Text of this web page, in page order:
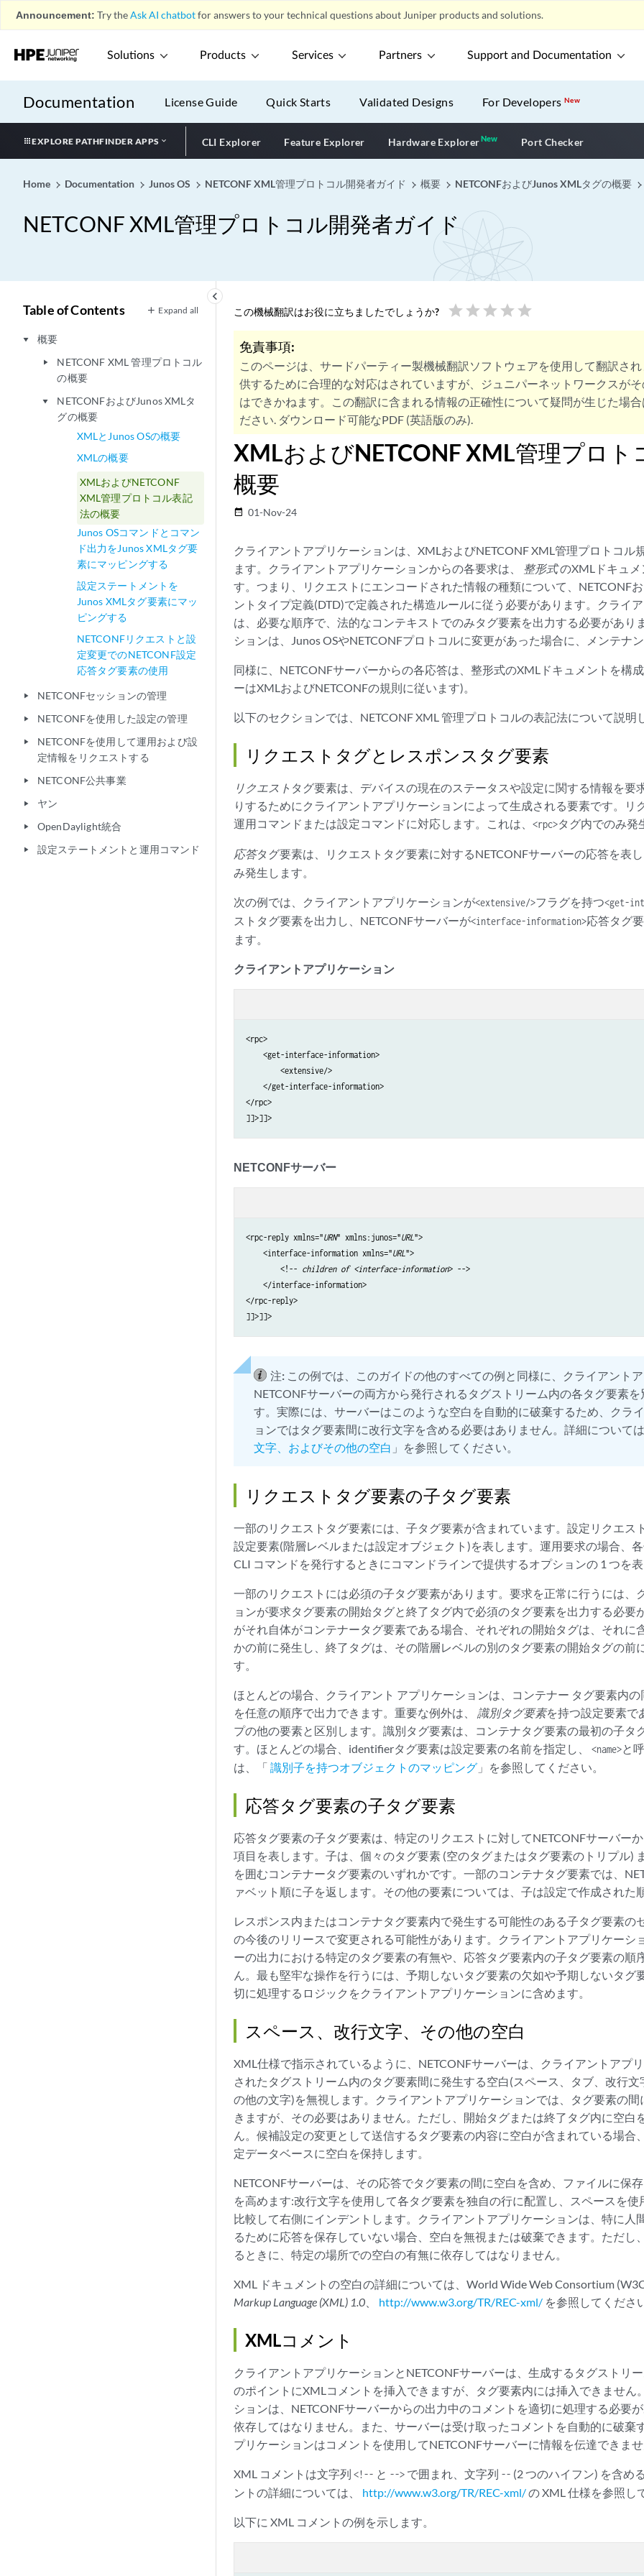
Announcement: Try theAsk AI chatbotfor answers to your technical questions about Juniper products and solutions.
Solutions Products Services Partners Support and Documentation
Documentation License Guide Quick Starts Validated Designs For DevelopersNew
EXPLORE PATHFINDER APPS CLI Explorer Feature Explorer Hardware ExplorerNewNew application
Port Checker
Home Documentation Junos OS NETCONF XML管理プロトコル開発者ガイド 概要 NETCONFおよびJunos XMLタグの概要
NETCONF XML管理プロトコル開発者ガイド
keyboard_arrow_left
Table of Contents Expand all
play_arrow 概要
play_arrow
NETCONF XML 管理プロトコル
の概要
play_arrow
NETCONFおよびJunos XMLタ
グの概要
XMLとJunos OSの概要
XMLの概要
XMLおよびNETCONF
XML管理プロトコル表記
法の概要
Junos OSコマンドとコマン
ド出力をJunos XMLタグ要
素にマッピングする
設定ステートメントを
Junos XMLタグ要素にマッ
ピングする
NETCONFリクエストと設
定変更でのNETCONF設定
応答タグ要素の使用
play_arrow NETCONFセッションの管理
play_arrow NETCONFを使用した設定の管理
play_arrow
NETCONFを使用して運用および設
定情報をリクエストする
play_arrow NETCONF公共事業
play_arrow ヤン
play_arrow OpenDaylight統合
play_arrow 設定ステートメントと運用コマンド
この機械翻訳はお役に立ちましたでしょうか? star star star star star
免責事項:
このページは、サードパーティー製機械翻訳ソフトウェアを使用して翻訳さ
供するために合理的な対応はされていますが、ジュニパーネットワークスが
はできかねます。この翻訳に含まれる情報の正確性について疑問が生じた場合
ださい. ダウンロード可能なPDF (英語版のみ).
XMLおよびNETCONF XML管理プロト
概要
date_range 01-Nov-24
クライアントアプリケーションは、XMLおよびNETCONF XML管理プロトコル
ます。クライアントアプリケーションからの各要求は、 整形式のXMLドキュメ
す。つまり、リクエストにエンコードされた情報の種類について、NETCONF
ントタイプ定義(DTD)で定義された構造ルールに従う必要があります。クライ
は、必要な順序で、法的なコンテキストでのみタグ要素を出力する必要があり
ションは、Junos OSやNETCONFプロトコルに変更があった場合に、メンテナ
同様に、NETCONFサーバーからの各応答は、整形式のXMLドキュメントを構
ーはXMLおよびNETCONFの規則に従います)。
以下のセクションでは、NETCONF XML 管理プロトコルの表記法について説明
リクエストタグとレスポンスタグ要素
リクエスト タグ要素は、デバイスの現在のステータスや設定に関する情報を要
りするためにクライアントアプリケーションによって生成される要素です。リ
運用コマンドまたは設定コマンドに対応します。これは、 <rpc>タグ内でのみ発
応答タグ要素は、リクエストタグ要素に対するNETCONFサーバーの応答を表し
み発生します。
次の例では、クライアントアプリケーションが<extensive/>フラグを持つ<get-
ストタグ要素を出力し、NETCONFサーバーが<interface-information>応答タグ
ます。
クライアントアプリケーション
<rpc>
    <get-interface-information>
        <extensive/>
    </get-interface-information>
</rpc>
]]>]]>
NETCONFサーバー
<rpc-reply xmlns="URN" xmlns:junos="URL">
    <interface-information xmlns="
URL">
        <!--
children of <interface-information> -->
    </interface-information>
</rpc-reply>
]]>]]>
注: この例では、このガイドの他のすべての例と同様に、クライアント
NETCONFサーバーの両方から発行されるタグストリーム内の各タグ要素を
す。実際には、サーバーはこのような空白を自動的に破棄するため、クラ
ョンではタグ要素間に改行文字を含める必要はありません。詳細については
文字、およびその他の空白 」を参照してください。
リクエストタグ要素の子タグ要素
一部のリクエストタグ要素には、子タグ要素が含まれています。設定リクエス
設定要素(階層レベルまたは設定オブジェクト)を表します。運用要求の場合、
CLI コマンドを発行するときにコマンドラインで提供するオプションの 1 つを表
一部のリクエストには必須の子タグ要素があります。要求を正常に行うには、
ョンが要求タグ要素の開始タグと終了タグ内で必須のタグ要素を出力する必要
がそれ自体がコンテナータグ要素である場合、それぞれの開始タグは、それに
かの前に発生し、終了タグは、その階層レベルの別のタグ要素の開始タグの前
す。
ほとんどの場合、クライアント アプリケーションは、コンテナー タグ要素内
を任意の順序で出力できます。重要な例外は、 識別タグ要素を持つ設定要素で
プの他の要素と区別します。識別タグ要素は、コンテナタグ要素の最初の子タ
す。ほとんどの場合、identifierタグ要素は設定要素の名前を指定し、 <name>と
は、「 識別子を持つオブジェクトのマッピング 」を参照してください。
応答タグ要素の子タグ要素
応答タグ要素の子タグ要素は、特定のリクエストに対してNETCONFサーバー
項目を表します。子は、個々のタグ要素 (空のタグまたはタグ要素のトリプル)
を囲むコンテナータグ要素のいずれかです。一部のコンテナタグ要素では、
ァベット順に子を返します。その他の要素については、子は設定で作成された
レスポンス内またはコンテナタグ要素内で発生する可能性のある子タグ要素の
の今後のリリースで変更される可能性があります。クライアントアプリケーシ
ーの出力における特定のタグ要素の有無や、応答タグ要素内の子タグ要素の順
ん。最も堅牢な操作を行うには、予期しないタグ要素の欠如や予期しないタグ
切に処理するロジックをクライアントアプリケーションに含めます。
スペース、改行文字、その他の空白
XML仕様で指示されているように、NETCONFサーバーは、クライアントアプ
されたタグストリーム内のタグ要素間に発生する空白(スペース、タブ、改行
の他の文字)を無視します。クライアントアプリケーションでは、タグ要素の
きますが、その必要はありません。ただし、開始タグまたは終了タグ内に空白
ん。候補設定の変更として送信するタグ要素の内容に空白が含まれている場合
定データベースに空白を保持します。
NETCONFサーバーは、その応答でタグ要素の間に空白を含め、ファイルに保
を高めます:改行文字を使用して各タグ要素を独自の行に配置し、スペースを使
比較して右側にインデントします。クライアントアプリケーションは、特に人
るために応答を保存していない場合、空白を無視または破棄できます。ただし
るときに、特定の場所での空白の有無に依存してはなりません。
XML ドキュメントの空白の詳細については、World Wide Web Consortium
Markup Language (XML) 1.0 http://www.w3.org/TR/REC-xml/ を参照してくださ
XMLコメント
クライアントアプリケーションとNETCONFサーバーは、生成するタグストリ
のポイントにXMLコメントを挿入できますが、タグ要素内には挿入できません
ションは、NETCONFサーバーからの出力中のコメントを適切に処理する必要
依存してはなりません。また、サーバーは受け取ったコメントを自動的に破棄
プリケーションはコメントを使用してNETCONFサーバーに情報を伝達できませ
XML コメントは文字列 <!-- と --> で囲まれ、文字列 -- (2 つのハイフン) を含め
ントの詳細については、 http://www.w3.org/TR/REC-xml/の XML 仕様を参照し
以下に XML コメントの例を示します。